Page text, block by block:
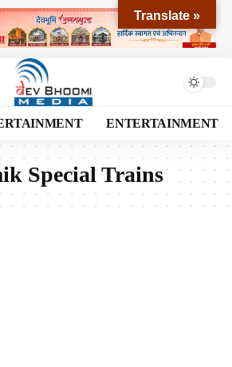
ENTERTAINMENT
Special Trains
Translate »